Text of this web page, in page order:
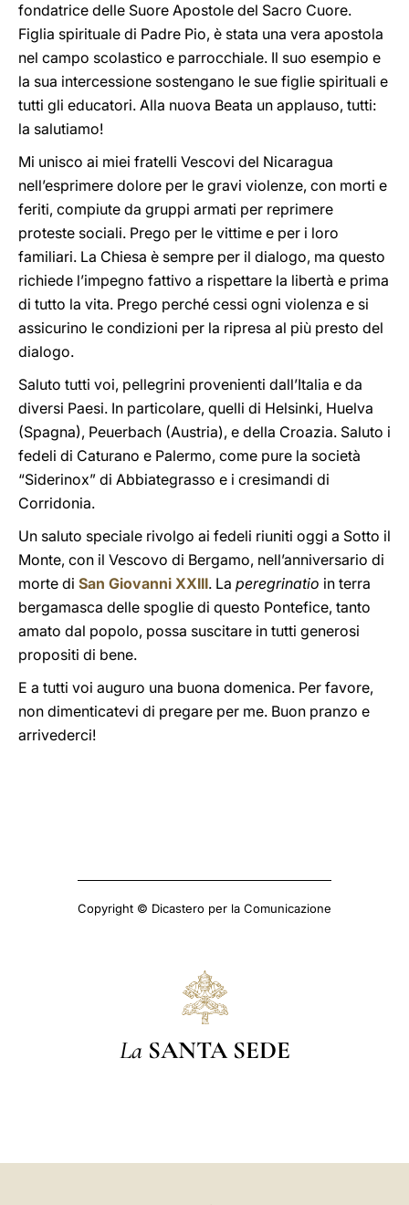
fondatrice delle Suore Apostole del Sacro Cuore.
Figlia spirituale di Padre Pio, è stata una vera apostola
nel campo scolastico e parrocchiale. Il suo esempio e
la sua intercessione sostengano le sue figlie spirituali e
tutti gli educatori. Alla nuova Beata un applauso, tutti:
la salutiamo!
Mi unisco ai miei fratelli Vescovi del Nicaragua
nell’esprimere dolore per le gravi violenze, con morti e
feriti, compiute da gruppi armati per reprimere
proteste sociali. Prego per le vittime e per i loro
familiari. La Chiesa è sempre per il dialogo, ma questo
richiede l’impegno fattivo a rispettare la libertà e prima
di tutto la vita. Prego perché cessi ogni violenza e si
assicurino le condizioni per la ripresa al più presto del
dialogo.
Saluto tutti voi, pellegrini provenienti dall’Italia e da
diversi Paesi. In particolare, quelli di Helsinki, Huelva
(Spagna), Peuerbach (Austria), e della Croazia. Saluto i
fedeli di Caturano e Palermo, come pure la società
“Siderinox” di Abbiategrasso e i cresimandi di
Corridonia.
Un saluto speciale rivolgo ai fedeli riuniti oggi a Sotto il
Monte, con il Vescovo di Bergamo, nell’anniversario di
morte di San Giovanni XXIII. La peregrinatio in terra
bergamasca delle spoglie di questo Pontefice, tanto
amato dal popolo, possa suscitare in tutti generosi
propositi di bene.
E a tutti voi auguro una buona domenica. Per favore,
non dimenticatevi di pregare per me. Buon pranzo e
arrivederci!
Copyright © Dicastero per la Comunicazione
La SANTA SEDE